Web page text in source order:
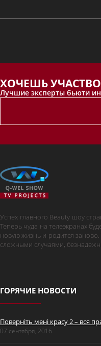
ХОЧЕШЬ
Лучшие эксперты бьюти
Успех главного Beauty шоу
Теперь чуда на телеэкранах
новую жизнь и родится заново.
сложными случаями,
ГОРЯЧИЕ НОВОСТИ
Поверніть мені красу 2 – вся
07 сентября, 2016